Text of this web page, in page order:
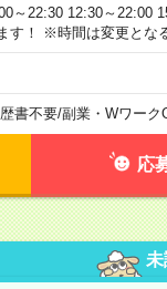
～22:30 12:30～22:00
す！ ※時間は変更とな
書不要/副業・Wワーク
応
未